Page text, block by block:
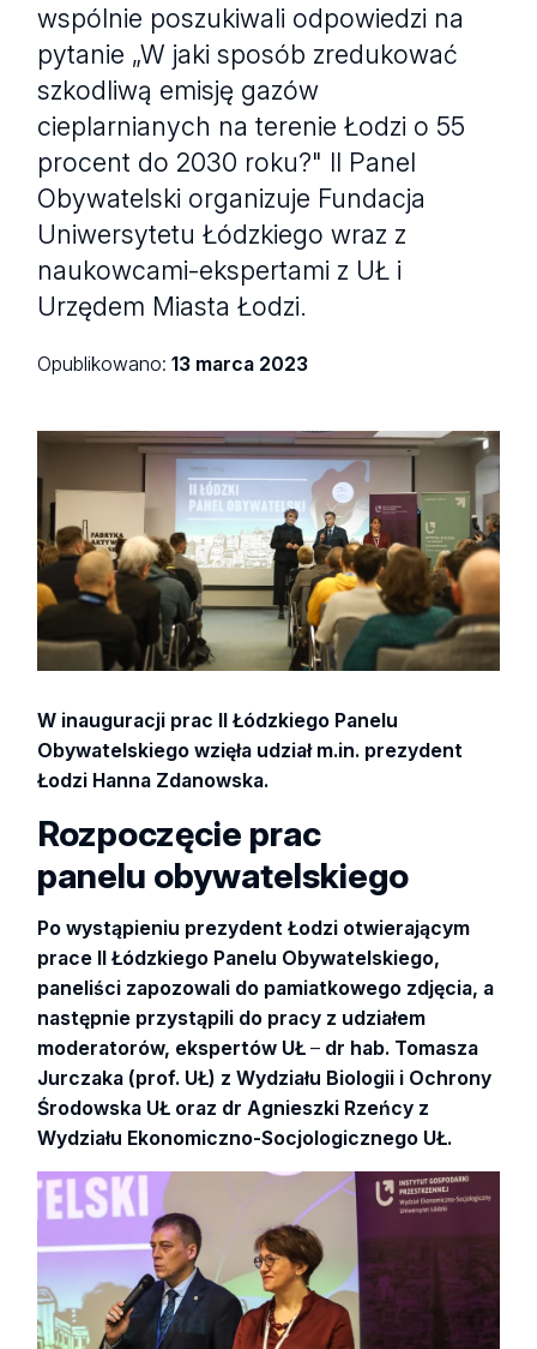
wspólnie poszukiwali odpowiedzi na
pytanie „W jaki sposób zredukować
szkodliwą emisję gazów
cieplarnianych na terenie Łodzi o 55
procent do 2030 roku?" II Panel
Obywatelski organizuje Fundacja
Uniwersytetu Łódzkiego wraz z
naukowcami-ekspertami z UŁ i
Urzędem Miasta Łodzi.
Opublikowano:13 marca 2023
W inauguracji prac II Łódzkiego Panelu
Obywatelskiego wzięła udział m.in. prezydent
Łodzi Hanna Zdanowska.
Rozpoczęcie prac
panelu obywatelskiego
Po wystąpieniu prezydent Łodzi otwierającym
prace II Łódzkiego Panelu Obywatelskiego,
paneliści zapozowali do pamiatkowego zdjęcia, a
następnie przystąpili do pracy z udziałem
moderatorów, ekspertów UŁ– dr hab. Tomasza
Jurczaka (prof. UŁ) z Wydziału Biologii i Ochrony
Środowska UŁ oraz dr Agnieszki Rzeńcy z
Wydziału Ekonomiczno-Socjologicznego UŁ.